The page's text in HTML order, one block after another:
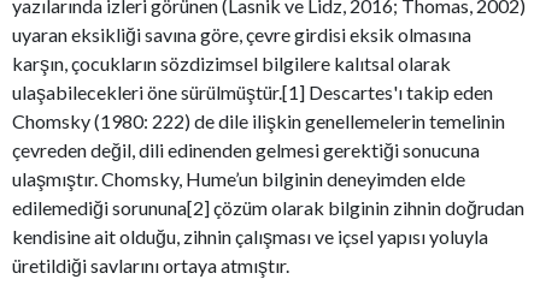
yazılarında izleri görünen (Lasnik ve Lidz, 2016; Thomas, 2002)
uyaran eksikliği savına göre, çevre girdisi eksik olmasına
karşın, çocukların sözdizimsel bilgilere kalıtsal olarak
ulaşabilecekleri öne sürülmüştür.[1] Descartes'ı takip eden
Chomsky (1980: 222) de dile ilişkin genellemelerin temelinin
çevreden değil, dili edinenden gelmesi gerektiği sonucuna
ulaşmıştır. Chomsky, Hume’un bilginin deneyimden elde
edilemediği sorununa[2] çözüm olarak bilginin zihnin doğrudan
kendisine ait olduğu, zihnin çalışması ve içsel yapısı yoluyla
üretildiği savlarını ortaya atmıştır.